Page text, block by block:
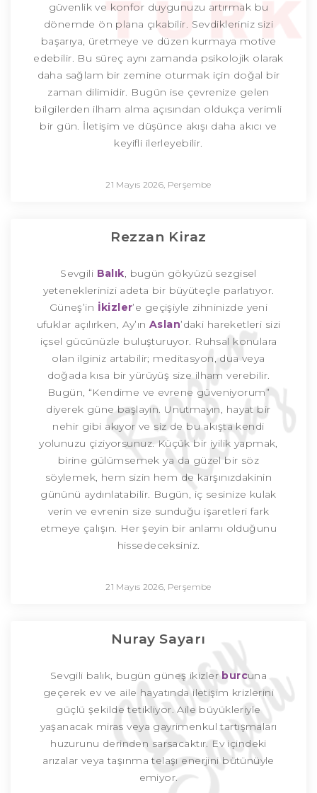
güvenlik ve konfor duygunuzu artırmak bu
dönemde ön plana çıkabilir. Sevdikleriniz sizi
başarıya, üretmeye ve düzen kurmaya motive
edebilir. Bu süreç aynı zamanda psikolojik olarak
daha sağlam bir zemine oturmak için doğal bir
zaman dilimidir. Bugün ise çevrenize gelen
bilgilerden ilham alma açısından oldukça verimli
bir gün. İletişim ve düşünce akışı daha akıcı ve
keyifli ilerleyebilir.
21 Mayıs 2026, Perşembe
Rezzan Kiraz
Sevgili Balık, bugün gökyüzü sezgisel
yeteneklerinizi adeta bir büyüteçle parlatıyor.
Güneş’in İkizler’e geçişiyle zihninizde yeni
ufuklar açılırken, Ay’ınAslan’daki hareketleri sizi
içsel gücünüzle buluşturuyor. Ruhsal konulara
olan ilginiz artabilir; meditasyon, dua veya
doğada kısa bir yürüyüş size ilham verebilir.
Bugün, “Kendime ve evrene güveniyorum”
diyerek güne başlayın. Unutmayın, hayat bir
nehir gibi akıyor ve siz de bu akışta kendi
yolunuzu çiziyorsunuz. Küçük bir iyilik yapmak,
birine gülümsemek ya da güzel bir söz
söylemek, hem sizin hem de karşınızdakinin
gününü aydınlatabilir. Bugün, iç sesinize kulak
verin ve evrenin size sunduğu işaretleri fark
etmeye çalışın. Her şeyin bir anlamı olduğunu
hissedeceksiniz.
21 Mayıs 2026, Perşembe
Nuray Sayarı
Sevgili balık, bugün güneş ikizler burcuna
geçerek ev ve aile hayatında iletişim krizlerini
güçlü şekilde tetikliyor. Aile büyükleriyle
yaşanacak miras veya gayrimenkul tartışmaları
huzurunu derinden sarsacaktır. Ev içindeki
arızalar veya taşınma telaşı enerjini bütünüyle
emiyor.